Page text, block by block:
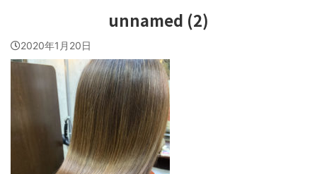
unnamed (2)
2020年1月20日